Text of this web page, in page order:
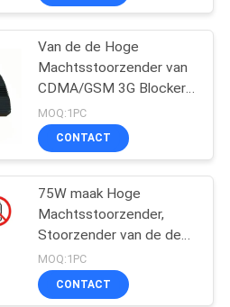
Van de de Hoge
Machtsstoorzender van
CDMA/GSM 3G Blocker
est-808LD voor
Conferentiezaal
MOQ:1PC
CONTACT
75W maak Hoge
Machtsstoorzender,
Stoorzender van de de
Telefoongevangenis van
2G/van 3G de Mobiele
waterdicht
MOQ:1PC
CONTACT